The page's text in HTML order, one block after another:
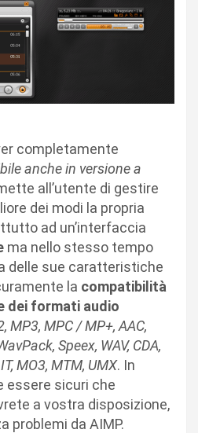
completamente
anche in versione a
all’utente di gestire
dei modi la propria
ad un’interfaccia
ma nello stesso tempo
delle sue caratteristiche
la compatibilità
dei formati audio
MP3, MPC / MP+, AAC,
Speex, WAV, CDA,
MO3, MTM, UMX. In
essere sicuri che
a vostra disposizione,
problemi da AIMP.